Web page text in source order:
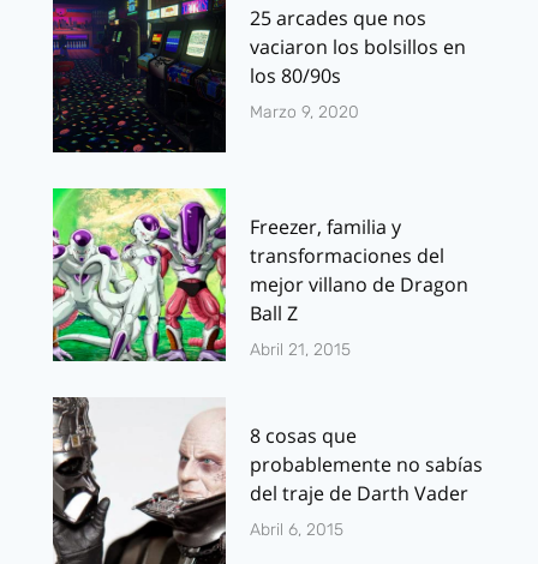
25 arcades que nos
vaciaron los bolsillos en
los 80/90s
Marzo 9, 2020
Freezer, familia y
transformaciones del
mejor villano de Dragon
Ball Z
Abril 21, 2015
8 cosas que
probablemente no sabías
del traje de Darth Vader
Abril 6, 2015